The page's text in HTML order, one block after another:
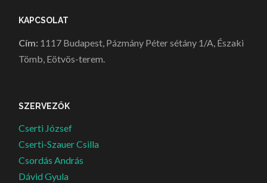
KAPCSOLAT
Cím: 1117 Budapest, Pázmány Péter sétány 1/A, Északi
Tömb, Eötvös-terem.
SZERVEZŐK
Cserti József
Cserti-Szauer Csilla
Csordás András
Dávid Gyula